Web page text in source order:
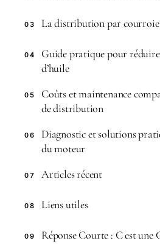
03 La distribution par
04
Guide pratique pour
d’huile
05
Coûts et maintenance
de distribution
06
Diagnostic et solutions
du moteur
07 Articles récent
08 Liens utiles
09 Réponse Courte : C est une